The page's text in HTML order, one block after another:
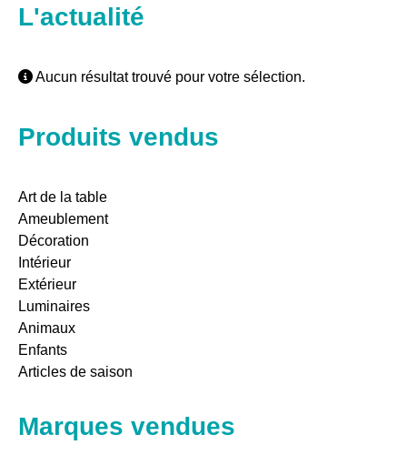
L'actualité
Aucun résultat trouvé pour votre sélection.
Produits vendus
Art de la table
Ameublement
Décoration
Intérieur
Extérieur
Luminaires
Animaux
Enfants
Articles de saison
Marques vendues